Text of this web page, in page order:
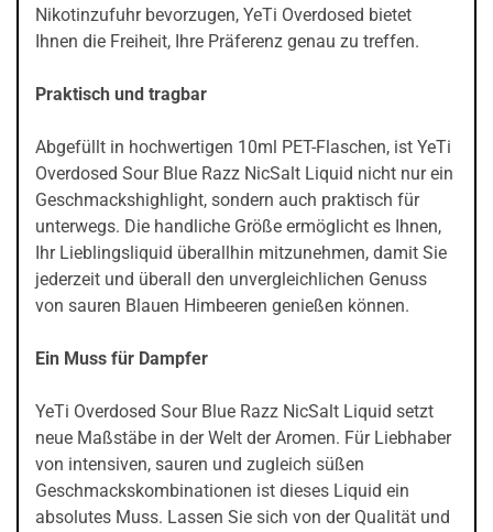
Nikotinzufuhr bevorzugen, YeTi Overdosed bietet
Ihnen die Freiheit, Ihre Präferenz genau zu treffen.
Praktisch und tragbar
Abgefüllt in hochwertigen 10ml PET-Flaschen, ist YeTi
Overdosed Sour Blue Razz NicSalt Liquid nicht nur ein
Geschmackshighlight, sondern auch praktisch für
unterwegs. Die handliche Größe ermöglicht es Ihnen,
Ihr Lieblingsliquid überallhin mitzunehmen, damit Sie
jederzeit und überall den unvergleichlichen Genuss
von sauren Blauen Himbeeren genießen können.
Ein Muss für Dampfer
YeTi Overdosed Sour Blue Razz NicSalt Liquid setzt
neue Maßstäbe in der Welt der Aromen. Für Liebhaber
von intensiven, sauren und zugleich süßen
Geschmackskombinationen ist dieses Liquid ein
absolutes Muss. Lassen Sie sich von der Qualität und